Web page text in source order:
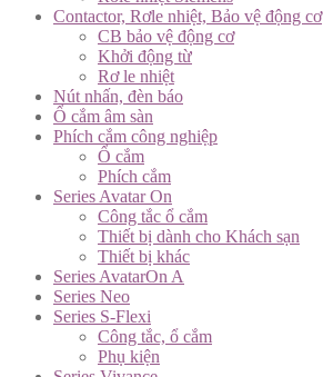
Contactor, Rơle nhiệt, Bảo vệ động cơ
CB bảo vệ động cơ
Khởi động từ
Rơ le nhiệt
Nút nhấn, đèn báo
Ổ cắm âm sàn
Phích cắm công nghiệp
Ổ cắm
Phích cắm
Series Avatar On
Công tắc ổ cắm
Thiết bị dành cho Khách sạn
Thiết bị khác
Series AvatarOn A
Series Neo
Series S-Flexi
Công tắc, ổ cắm
Phụ kiện